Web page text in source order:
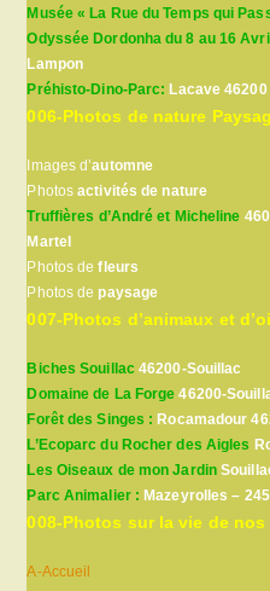
Musée « La Rue du Temps qui
Odyssée Dordonha du 8 au 16
Lampon
Préhisto-Dino-Parc: Lacave 46200
006-Photos de nature
Images d’automne
Photosactivités de nature
Truffières d’André et Micheline
Martel
Photos defleurs
Photos depaysage
007-Photos d’animaux et
Biches Souillac46200-Souillac
Domaine de La Forge 46200-
Forêt des Singes : Rocamadour
L’Ecoparc du Rocher des Aigles
Les Oiseaux de mon Jardin
Parc Animalier : Mazeyrolles –
008-Photos sur la vie de nos
A-Accueil